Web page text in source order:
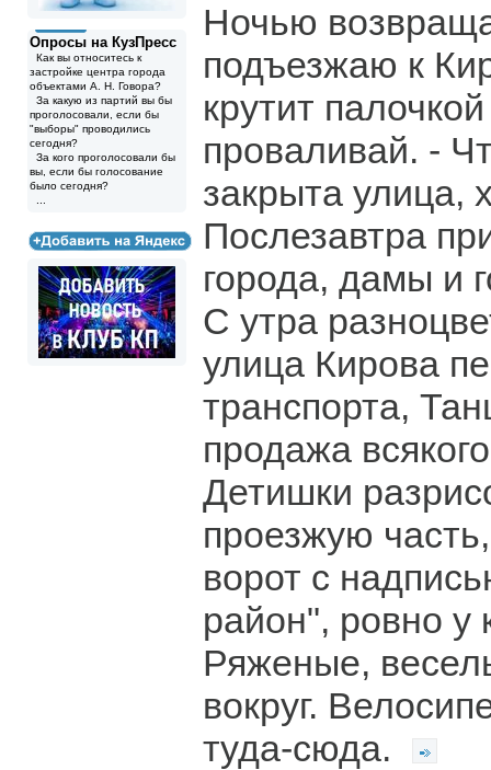
Опросы на КузПресс
Как вы относитесь к
застройке центра города
объектами А. Н. Говора?
За какую из партий вы бы
проголосовали, если бы
"выборы" проводились
сегодня?
За кого проголосовали бы
вы, если бы голосование
было сегодня?
Ночью
подъезжаю к
крутит
проваливай. -
закрыта улица,
Послезавтра
города, дамы и
С утра
улица Кирова
транспорта,
продажа
Детишки
проезжую
ворот с
район", ровно у
Ряженые,
вокруг.
туда-сюда.